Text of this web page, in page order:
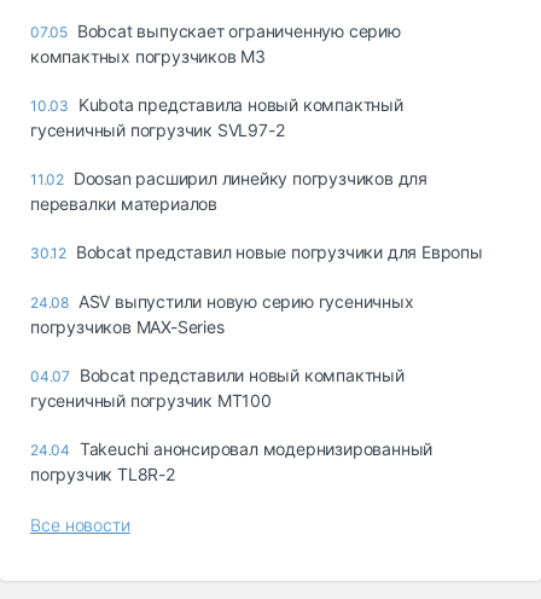
транспорт
Автосервис,
Топливо, масла и
автохимия
07.05 Bobcat выпускает ограниченную серию
компактных погрузчиков M3
10.03
Kubota представила новый компактный
гусеничный погрузчик SVL97-2
11.02 Doosan расширил линейку погрузчиков для
перевалки материалов
30.12 Bobcat представил новые погрузчики для Европы
24.08 ASV выпустили новую серию гусеничных
погрузчиков MAX-Series
04.07
Bobcat представили новый компактный
гусеничный погрузчик MT100
24.04 Takeuchi анонсировал модернизированный
погрузчик TL8R-2
Все новости